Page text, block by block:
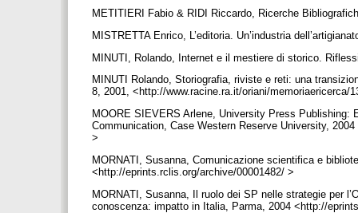
METITIERI Fabio & RIDI Riccardo, Ricerche
MISTRETTA Enrico, L’editoria. Un’industria
MINUTI, Rolando, Internet e il mestiere di storico.
MINUTI Rolando, Storiografia, riviste e reti: una
8, 2001, <http://www.racine.ra.it/oriani/memoriaericerca/
MOORE SIEVERS Arlene, University Press
Communication, Case Western Reserve University,
>
MORNATI, Susanna, Comunicazione scientifica e
<http://eprints.rclis.org/archive/00001482/ >
MORNATI, Susanna, Il ruolo dei SP nelle strategie per
conoscenza: impatto in Italia, Parma, 2004 <http://